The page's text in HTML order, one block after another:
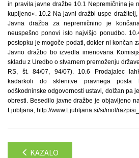
in pravila javne dražbe 10.1 Nepremičnina je
kupljeno«. 10.2 Na javni dražbi uspe
Javna dražba za nepremičnino je
neuspešno ponovi isto najvišjo ponudbo.
postopku je mogoče podati, dokler ni končan
Javno dražbo bo izvedla imenovana
skladu z Uredbo o stvarnem premoženju
RS, št. 84/07, 94/07). 10.6 Prodajalec
kadarkoli do sklenitve pravnega posla
odškodninske odgovornosti ustavi, dolžan pa
obresti. Besedilo javne dražbe je objavljeno
Ljubljana, http://www.Ljubljana.si/si/mol/
KAZALO